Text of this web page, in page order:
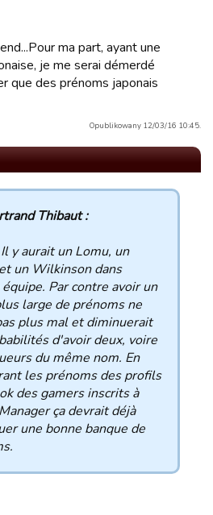
ma part, ayant une
je me serai démerdé
que des prénoms japonais
Opublikowany 12/03/16 10:45.
Thibaut :
y aurait un Lomu, un
un Wilkinson dans
équipe. Par contre avoir un
large de prénoms ne
plus mal et diminuerait
d'avoir deux, voire
du même nom. En
les prénoms des profils
des gamers inscrits à
ça devrait déjà
une bonne banque de